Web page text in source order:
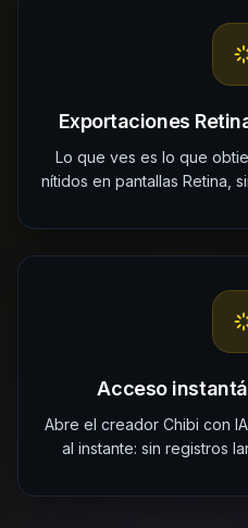
Exportaciones
Lo que ves es lo que
nítidos en pantallas Retina,
Acceso
Abre el creador Chibi con
al instante: sin registros